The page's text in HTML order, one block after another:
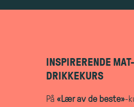
INSPIRERENDE
DRIKKEKURS
På «Lær av de beste»-